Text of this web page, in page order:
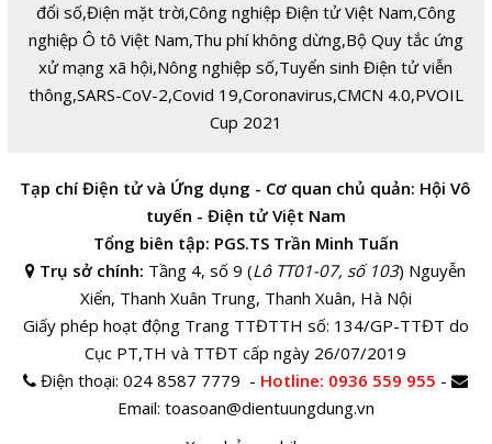
đổi số,Điện mặt trời,Công nghiệp Điện tử Việt Nam,Công
nghiệp Ô tô Việt Nam,Thu phí không dừng,Bộ Quy tắc ứng
xử mạng xã hội,Nông nghiệp số,Tuyển sinh Điện tử viễn
thông,SARS-CoV-2,Covid 19,Coronavirus,CMCN 4.0,PVOIL
Cup 2021
Tạp chí Điện tử và Ứng dụng - Cơ quan chủ quản: Hội Vô
tuyến - Điện tử Việt Nam
Tổng biên tập: PGS.TS Trần Minh Tuấn
Trụ sở chính: Tầng 4, số 9 (Lô TT01-07, số 103) Nguyễn
Xiển, Thanh Xuân Trung, Thanh Xuân, Hà Nội
Giấy phép hoạt động Trang TTĐTTH số: 134/GP-TTĐT do
Cục PT,TH và TTĐT cấp ngày 26/07/2019
Điện thoại:024 8587 7779 - Hotline: 0936 559 955 -
Email: toasoan@dientuungdung.vn